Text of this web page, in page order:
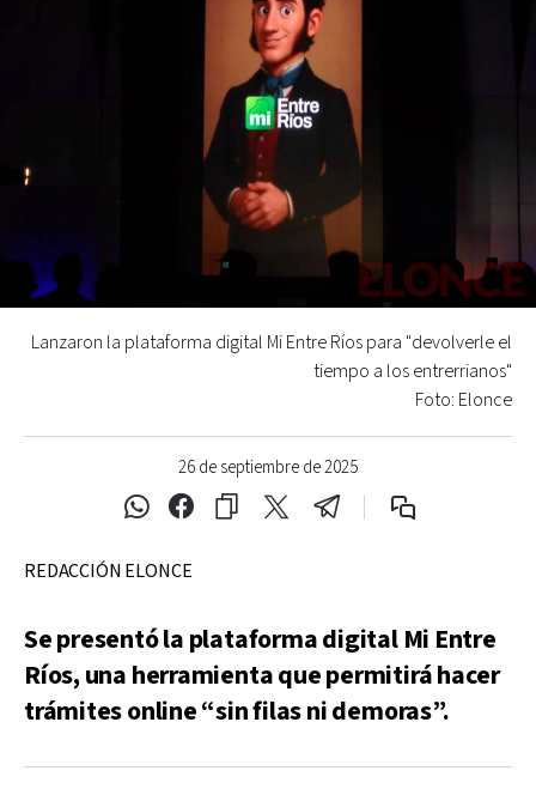
26 de septiembre de 2025
Lanzaron la plataforma digital Mi Entre Ríos para "devolverle el
tiempo a los entrerrianos"
Foto: Elonce
REDACCIÓN ELONCE
Se presentó la plataforma digital Mi Entre
Ríos, una herramienta que permitirá hacer
trámites online “sin filas ni demoras”.